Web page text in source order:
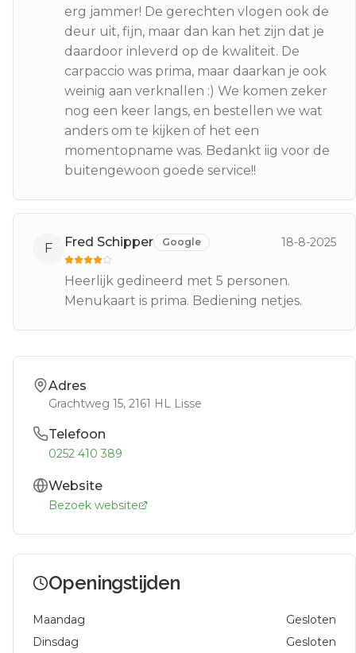
erg jammer! De gerechten vlogen ook de
deur uit, fijn, maar dan kan het zijn dat je
daardoor inleverd op de kwaliteit. De
carpaccio was prima, maar daarkan je ook
weinig aan verknallen :) We komen zeker
nog een keer langs, en bestellen we wat
anders om te kijken of het een
momentopname was. Bedankt iig voor de
buitengewoon goede service!!
F Fred Schipper Google 18-8-2025
Heerlijk gedineerd met 5 personen.
Menukaart is prima. Bediening netjes.
Adres
Grachtweg 15, 2161 HL Lisse
Telefoon
0252 410 389
Website
Bezoek website
Openingstijden
Maandag
Gesloten
Dinsdag
Gesloten